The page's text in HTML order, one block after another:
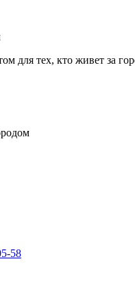
для тех, кто живет за
58